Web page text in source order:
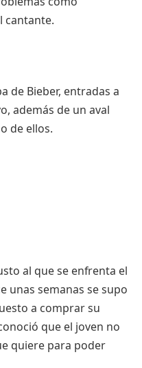
cantante.
de Bieber, entradas a
además de un aval
de ellos.
al que se enfrenta el
unas semanas se supo
a comprar su
que el joven no
quiere para poder